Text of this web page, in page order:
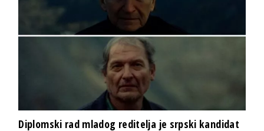
Diplomski rad mladog reditelja je srpski kandidat